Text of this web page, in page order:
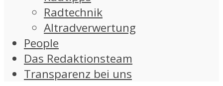
Radtechnik
Altradverwertung
People
Das Redaktionsteam
Transparenz bei uns